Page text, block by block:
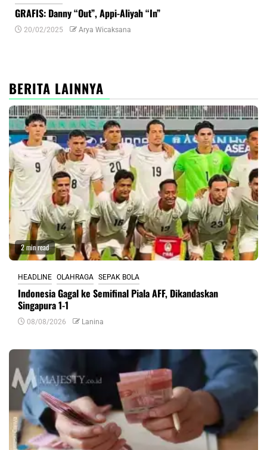
GRAFIS: Danny “Out”, Appi-Aliyah “In”
20/02/2025 Arya Wicaksana
BERITA LAINNYA
2 min read
HEADLINE OLAHRAGA SEPAK BOLA
Indonesia Gagal ke Semifinal Piala AFF, Dikandaskan
Singapura 1-1
08/08/2026 Lanina